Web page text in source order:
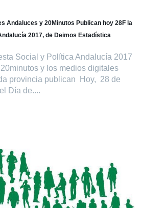
Andaluces y 20Minutos Publican hoy 28F la
2017, de Deimos Estadística
Social y Política Andalucía 2017
y los medios digitales
provincia publican Hoy, 28 de
Día de....